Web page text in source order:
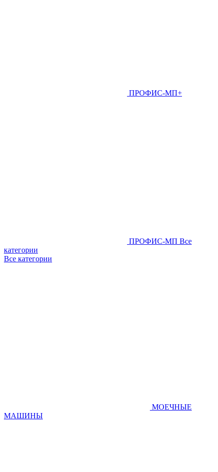
ПРОФИС-МП+
ПРОФИС-МП Все
категории
Все категории
МОЕЧНЫЕ
МАШИНЫ